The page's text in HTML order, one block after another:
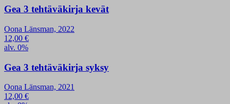
Gea 3 tehtäväkirja kevät
Oona Länsman, 2022
12,00 €
alv. 0%
Gea 3 tehtäväkirja syksy
Oona Länsman, 2021
12,00 €